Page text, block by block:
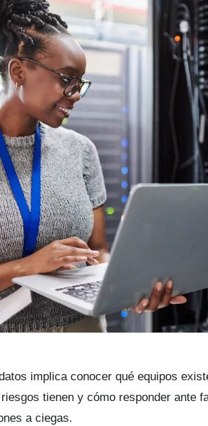
implica conocer qué equipos
tienen y cómo responder ante
a ciegas.